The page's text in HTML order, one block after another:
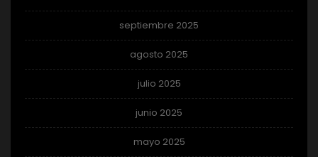
septiembre 2025
agosto 2025
julio 2025
junio 2025
mayo 2025